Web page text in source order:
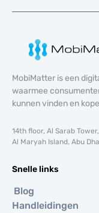
MobiMatter is een
waarmee
kunnen vinden en
14th floor, Al Sarab
Al Maryah Island, Abu
Snelle links
Blog
Handleidingen